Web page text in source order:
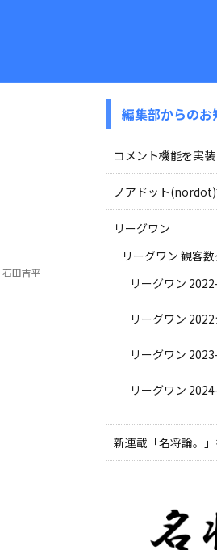
石田吉平
編集部からのお
コメント機能を実
ノアドット
リーグワン
リーグワン 観客
リーグワン
リーグワン
リーグワン
リーグワン
新連載「名将論。